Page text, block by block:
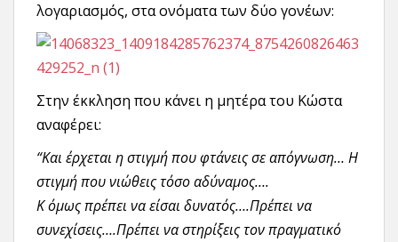
λογαριασμός, στα ονόματα των δύο γονέων:
Στην έκκληση που κάνει η μητέρα του Κώστα
αναφέρει:
“Και έρχεται η στιγμή που φτάνεις σε απόγνωση… Η
στιγμή που νιώθεις τόσο αδύναμος….
Κ όμως πρέπει να είσαι δυνατός….Πρέπει να
συνεχίσεις….Πρέπει να στηρίξεις τον πραγματικό